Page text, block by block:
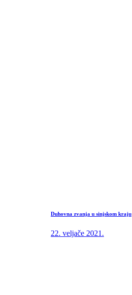
Duhovna zvanja u sinjskom kraju
22. veljače 2021.